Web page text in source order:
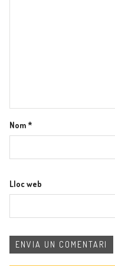
Nom*
Lloc web